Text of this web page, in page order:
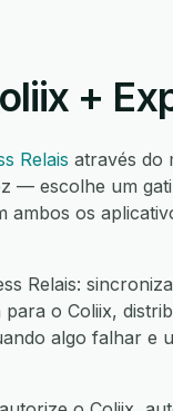
+
Relais através do
— escolhe um
ambos os
Relais:
o Coliix,
algo falhar e